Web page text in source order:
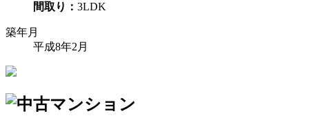
間取り： 3LDK
築年月
平成8年2月